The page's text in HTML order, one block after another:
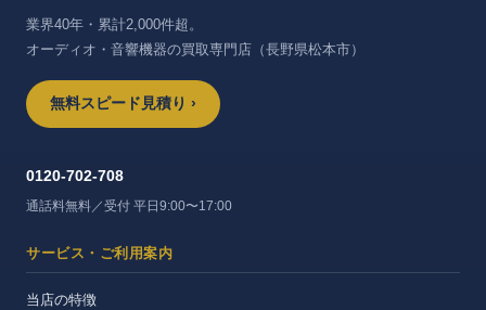
業界40年・累計2,000件超。
オーディオ・音響機器の買取専門店（長野県松本市）
無料スピード見積り ›
0120-702-708
通話料無料／受付 平日9:00〜17:00
サービス・ご利用案内
当店の特徴